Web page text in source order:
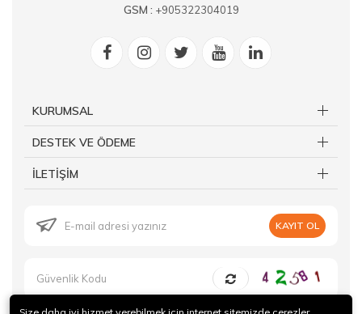
GSM : +905322304019
KURUMSAL
DESTEK VE ÖDEME
İLETİŞİM
KAYIT OL